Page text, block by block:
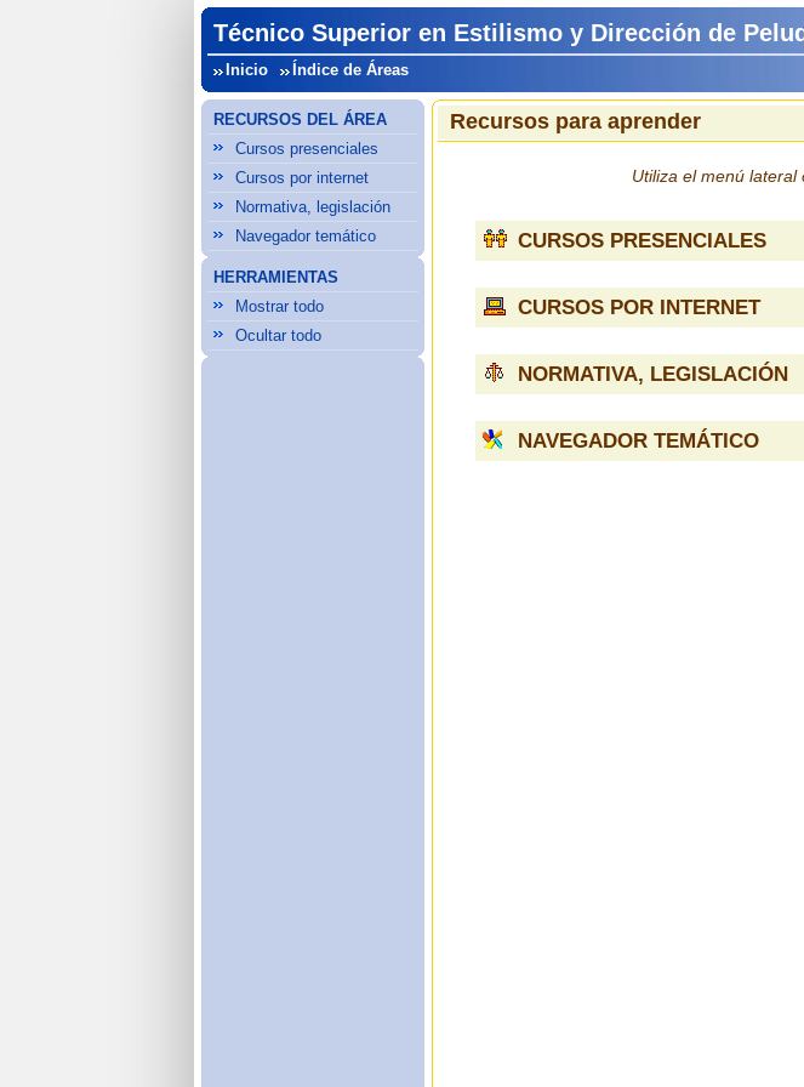
Técnico Superior en Estilismo y Dirección de
Inicio Índice de Áreas
RECURSOS DEL ÁREA
Cursos presenciales
Cursos por internet
Normativa, legislación
Navegador temático
HERRAMIENTAS
Mostrar todo
Ocultar todo
Recursos para aprender
Utiliza el menú
CURSOS PRESENCIALES
CURSOS POR INTERNET
NORMATIVA, LEGISLACIÓN
NAVEGADOR TEMÁTICO